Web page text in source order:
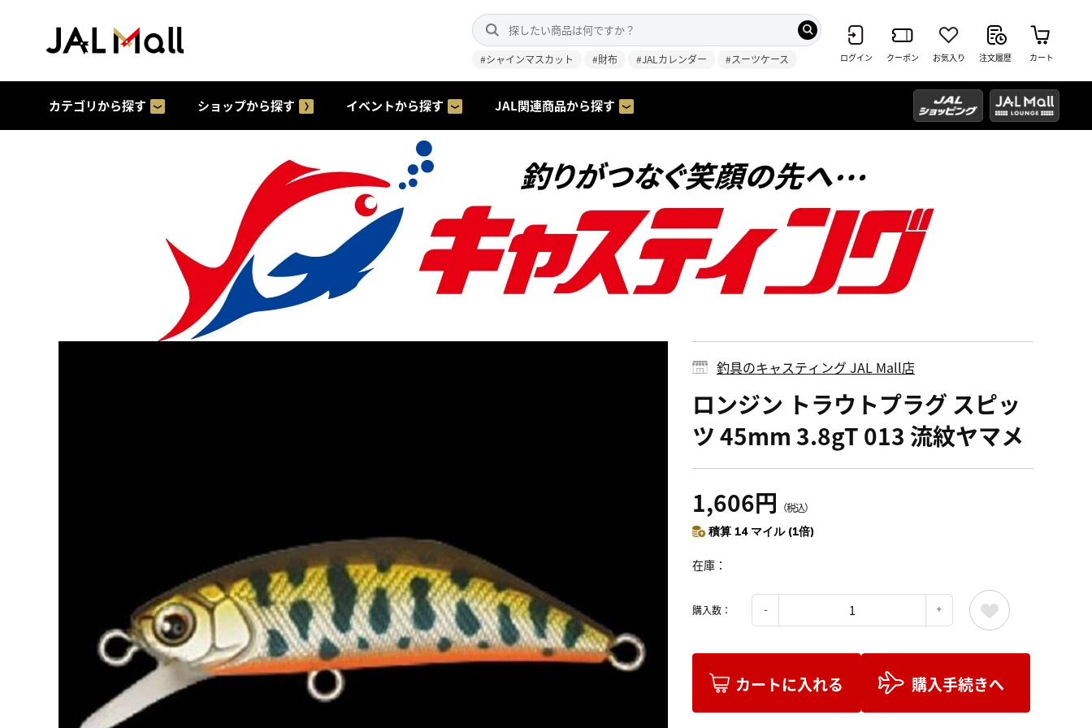
#シャインマスカット #財布 #JALカレンダー #スーツケース ログイン クーポン お気入り 注文履歴 カート
カテゴリから探す ショップから探す イベントから探す JAL関連商品から探す
釣具のキャスティング JAL Mall店
ロンジン トラウトプラグ スピッ
ツ 45mm 3.8gT 013 流紋ヤマメ
1,606円 （税込）
積算 14 マイル (1倍)
在庫
購入数：
カートに入れる 購入手続きへ